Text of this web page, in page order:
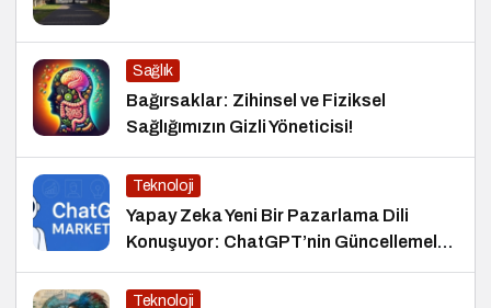
Sağlık
Bağırsaklar: Zihinsel ve Fiziksel
Sağlığımızın Gizli Yöneticisi!
Teknoloji
Yapay Zeka Yeni Bir Pazarlama Dili
Konuşuyor: ChatGPT’nin Güncellemeleri
ve Markalara Yönelik Fırsatlar
Teknoloji